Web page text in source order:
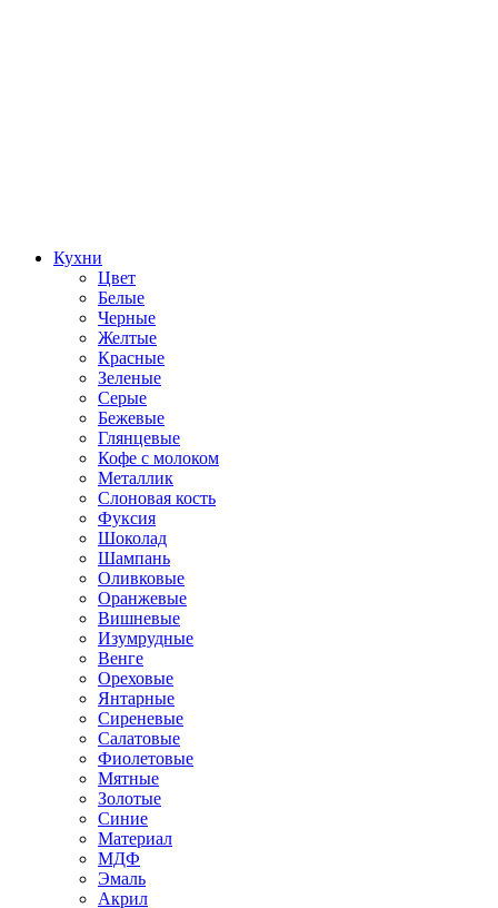
Кухни
Цвет
Белые
Черные
Желтые
Красные
Зеленые
Серые
Бежевые
Глянцевые
Кофе с молоком
Металлик
Слоновая кость
Фуксия
Шоколад
Шампань
Оливковые
Оранжевые
Вишневые
Изумрудные
Венге
Ореховые
Янтарные
Сиреневые
Салатовые
Фиолетовые
Мятные
Золотые
Синие
Материал
МДФ
Эмаль
Акрил